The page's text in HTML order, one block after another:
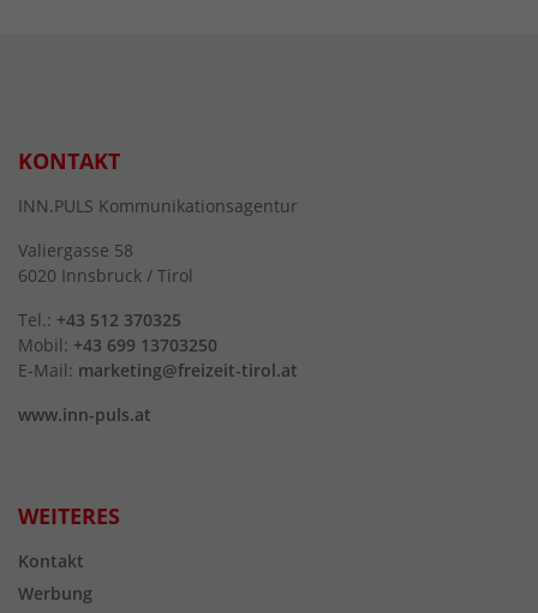
KONTAKT
INN.PULS Kommunikationsagentur
Valiergasse 58
6020 Innsbruck / Tirol
Tel.: +43 512 370325
Mobil: +43 699 13703250
E-Mail: marketing@freizeit-tirol.at
www.inn-puls.at
WEITERES
Kontakt
Werbung